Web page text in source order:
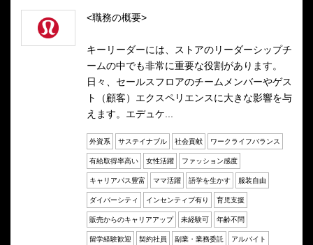
<職務の概要>
キーリーダーには、ストアのリーダーシップチ
ームの中でも非常に重要な役割があります。
日々、セールスフロアのチームメンバーやゲス
ト（顧客）エクスペリエンスに大きな影響を与
えます。エデュケ...
外資系 サステイナブル 社会貢献 ワークライフバランス
有給取得率高い 女性活躍 ファッション感度
キャリアパス豊富 ママ活躍 語学を生かす 服装自由
ダイバーシティ インセンティブ有り 育児支援
販売からのキャリアアップ 未経験可 年齢不問
留学経験歓迎 契約社員 副業・業務委託 アルバイト